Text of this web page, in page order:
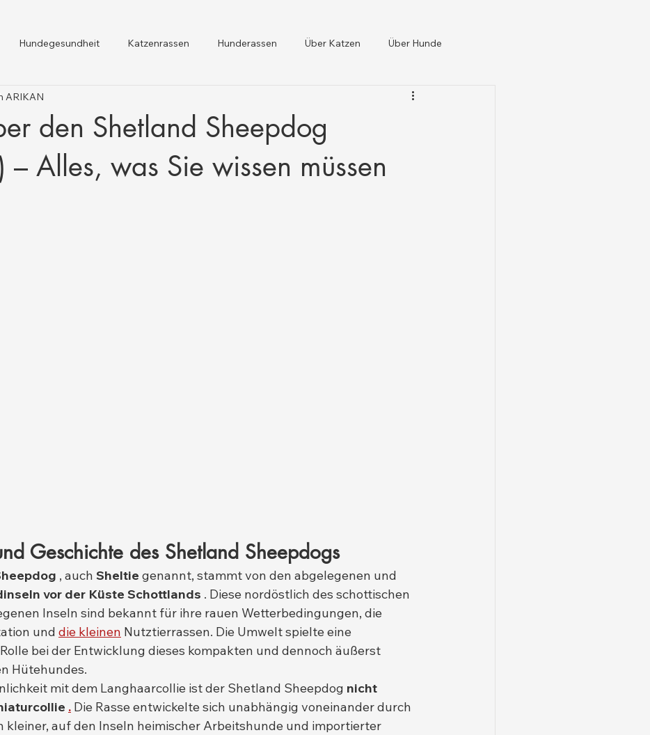
Hundegesundheit Katzenrassen Hunderassen Über Katzen Über Hunde
und Gesetzesaktualis
den Shetland Sheepdog
– Alles, was Sie wissen müssen
ARIKAN
Geschichte des Shetland Sheepdogs
, auch Sheltie genannt, stammt von den abgelegenen und
vor der Küste Schottlands . Diese nordöstlich des schottischen
Inseln sind bekannt für ihre rauen Wetterbedingungen, die
und die kleinen Nutztierrassen. Die Umwelt spielte eine
bei der Entwicklung dieses kompakten und dennoch äußerst
Hütehundes.
mit dem Langhaarcollie ist der Shetland Sheepdog nicht
. Die Rasse entwickelte sich unabhängig voneinander durch
kleiner, auf den Inseln heimischer Arbeitshunde und importierter